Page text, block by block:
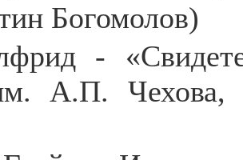
Богомолов)
-
А.П. Чехова,